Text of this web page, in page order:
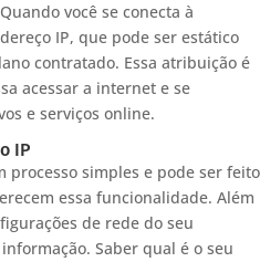
você se conecta à
IP, que pode ser estático
contratado. Essa atribuição é
acessar a internet e se
e serviços online.
IP
processo simples e pode ser feito
essa funcionalidade. Além
de rede do seu
Saber qual é o seu